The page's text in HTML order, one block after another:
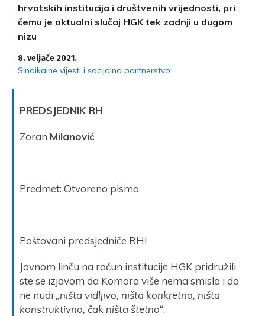
hrvatskih institucija i društvenih vrijednosti, pri
čemu je aktualni slučaj HGK tek zadnji u dugom
nizu
8. veljače 2021.
Sindikalne vijesti i socijalno partnerstvo
PREDSJEDNIK RH
Zoran Milanović
Predmet: Otvoreno pismo
Poštovani predsjedniče RH!
Javnom linču na račun institucije HGK pridružili
ste se izjavom da Komora više nema smisla i da
ne nudi „ništa vidljivo, ništa konkretno, ništa
konstruktivno, čak ništa štetno“.